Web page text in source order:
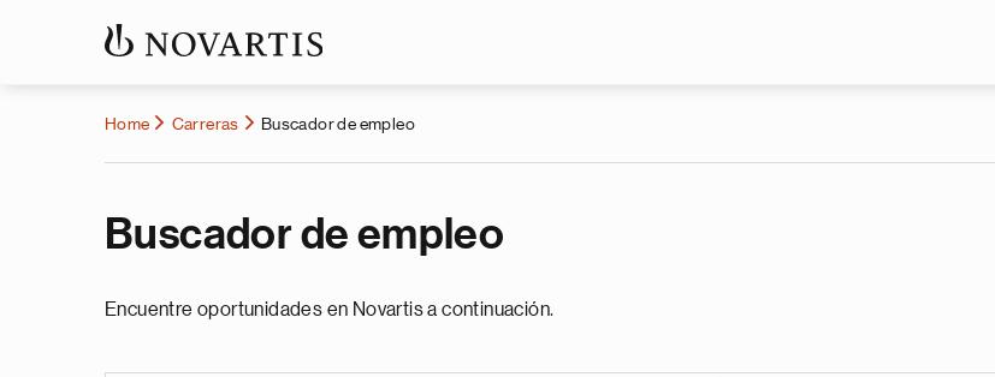
Home Carreras Buscador de empleo
Buscador de empleo
Encuentre oportunidades en Novartis a continuación.